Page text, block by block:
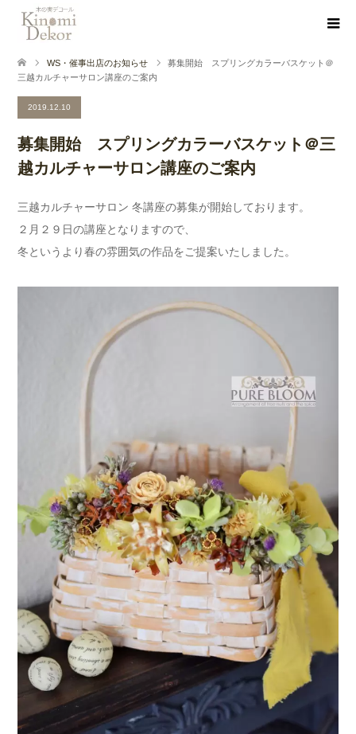
WS・催事出店のお知らせ
募集開始 スプリングカラーバスケット＠
三越カルチャーサロン講座のご案内
2019.12.10
募集開始 スプリングカラーバスケット＠三
越カルチャーサロン講座のご案内
三越カルチャーサロン 冬講座の募集が開始しております。
２月２９日の講座となりますので、
冬というより春の雰囲気の作品をご提案いたしました。